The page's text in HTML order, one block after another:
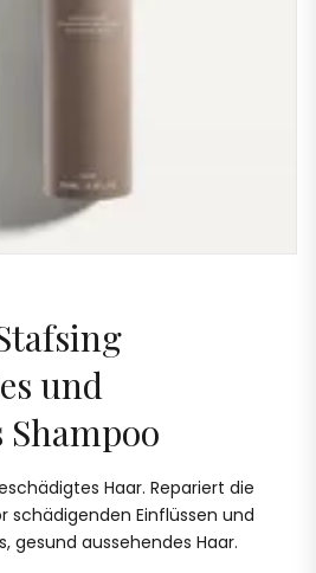
und
Shampoo
Haar. Repariert die
schädigenden Einflüssen und
gesund aussehendes Haar.